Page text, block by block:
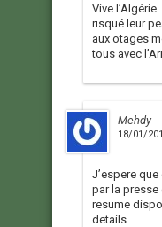
Vive
risqué leur
aux otages
tous avec
Mehdy
18/01/
J’espere
par la presse
resume
details.